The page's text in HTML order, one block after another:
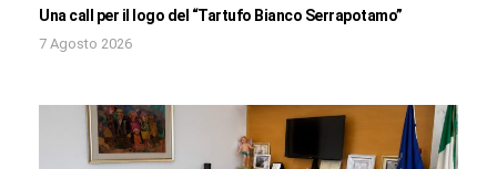
Una call per il logo del “Tartufo Bianco Serrapotamo”
7 Agosto 2026